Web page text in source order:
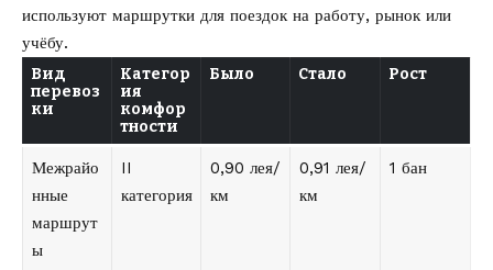
используют маршрутки для поездок на работу, рынок или
учёбу.
Вид
перевоз
ки
Категор
ия
комфор
тности
Было Стало Рост
Межрайо
нные
маршрут
ы
II
категория
0,90 лея/
км
0,91 лея/
км
1 бан